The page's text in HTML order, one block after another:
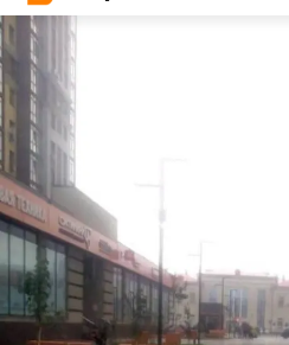
Новости мира